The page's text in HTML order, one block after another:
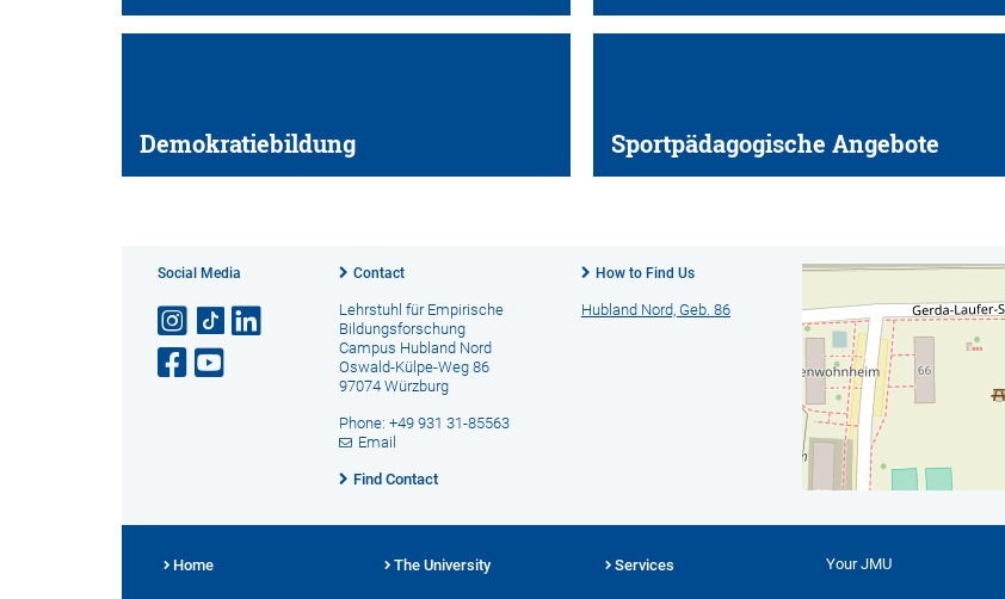
Demokratiebildung Sportpädagogische Angebote
Social Media Contact
Lehrstuhl für Empirische
Bildungsforschung
Campus Hubland Nord
Oswald-Külpe-Weg 86
97074 Würzburg
Phone: +49 931 31-85563
Email
Find Contact
How to Find Us
Hubland Nord, Geb. 86
Home The University Services Your JMU